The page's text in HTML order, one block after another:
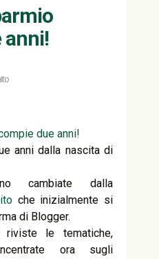
anni!
anni dalla nascita di
cambiate dalla
che inizialmente si
di Blogger.
le tematiche,
ora sugli